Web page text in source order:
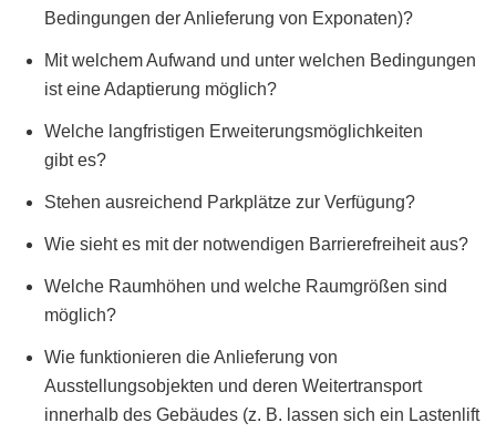
Bedin­gun­gen der Anliefer­ung von Exponaten)?
Mit welchem Aufwand und unter welchen Bedin­gun­gen
ist eine Adap­tierung möglich?
Welche langfristi­gen Erweiterungsmöglichkeit­en
gibt es?
Ste­hen aus­re­ichend Park­plätze zur Verfügung?
Wie sieht es mit der notwendi­gen Bar­ri­ere­frei­heit aus?
Welche Raumhöhen und welche Raum­größen sind
möglich?
Wie funk­tion­ieren die Anliefer­ung von
Ausstel­lung­sob­jek­ten und deren Weit­er­trans­port
inner­halb des Gebäudes (z. B. lassen sich ein Las­ten­lift